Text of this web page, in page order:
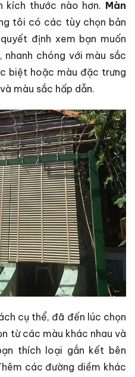
kích thước nào hơn. Màn
tôi có các tùy chọn bản
định xem bạn muốn
chóng với màu sắc
biệt hoặc màu đặc trưng
màu sắc hấp dẫn.
cụ thể, đã đến lúc chọn
từ các màu khác nhau và
thích loại gắn kết bên
các đường diềm khác